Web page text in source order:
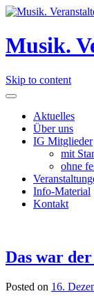
Musik.
Skip to content
Aktuelles
Über uns
IG Mitglieder
mit
ohne
Info-Material
Kontakt
Das war
Posted on 16.